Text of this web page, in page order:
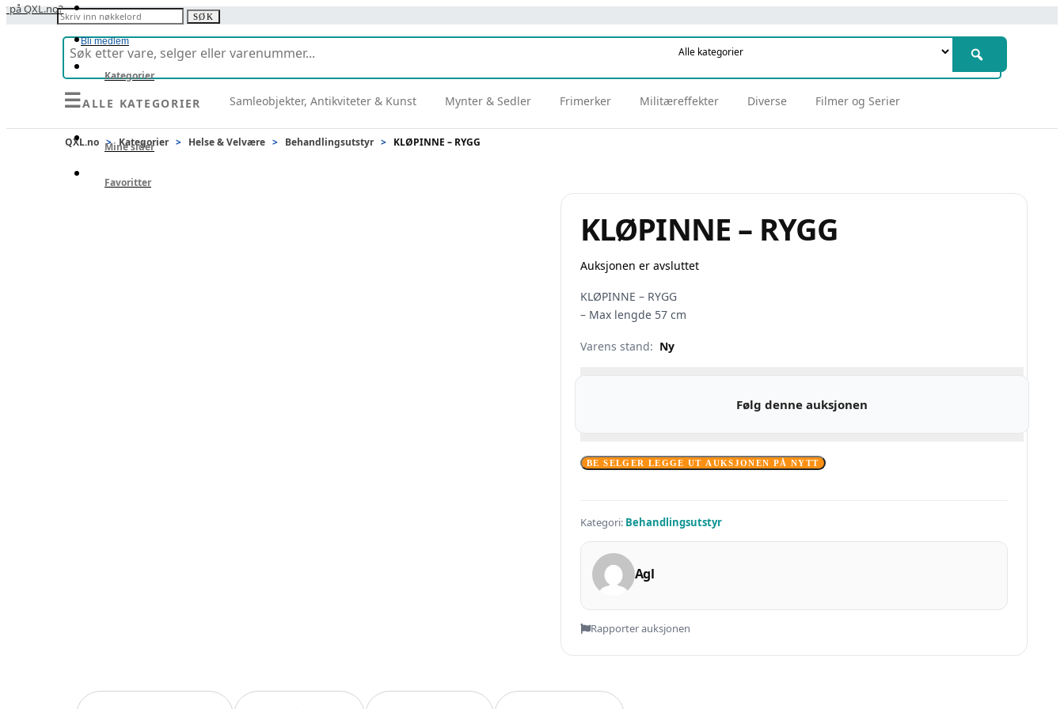
på QXL.no?
Bli medlem
Kategorier
Selg
Mine sider
Favoritter
Søk etter: SØK
☰ALLE KATEGORIER Samleobjekter, Antikviteter & Kunst Mynter & Sedler Frimerker Militæreffekter Diverse Filmer og Serier
QXL.no > Kategorier > Helse & Velvære > Behandlingsutstyr > KLØPINNE – RYGG
KLØPINNE – RYGG
Auksjonen er avsluttet
KLØPINNE – RYGG
– Max lengde 57 cm
Varens stand: Ny
Følg denne auksjonen
BE SELGER LEGGE UT AUKSJONEN PÅ NYTT
Kategori: Behandlingsutstyr
Agl
Rapporter auksjonen